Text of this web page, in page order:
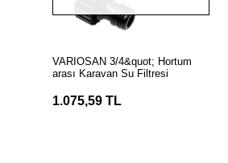
VARIOSAN 3/4&quot; Hortum
arası Karavan Su Filtresi
1.075,59 TL